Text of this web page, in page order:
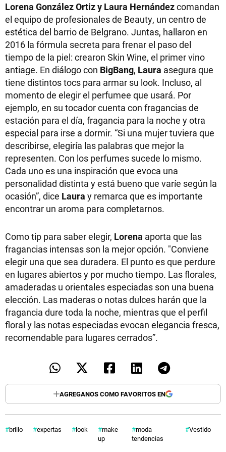
Lorena González Ortiz y Laura Hernándezcomandan
el equipo de profesionales de Beauty, un centro de
estética del barrio de Belgrano. Juntas, hallaron en
2016 la fórmula secreta para frenar el paso del
tiempo de la piel: crearon Skin Wine, el primer vino
antiage. En diálogo con BigBang, Laura asegura que
tiene distintos tocs para armar su look. Incluso, al
momento de elegir el perfumee que usará. Por
ejemplo, en su tocador cuenta con fragancias de
estación para el día, fragancia para la noche y otra
especial para irse a dormir. “Si una mujer tuviera que
describirse, elegiría las palabras que mejor la
representen. Con los perfumes sucede lo mismo.
Cada uno es una inspiración que evoca una
personalidad distinta y está bueno que varíe según la
ocasión”, dice Laura y remarca que es importante
encontrar un aroma para completarnos.
Como tip para saber elegir, Lorena aporta que las
fragancias intensas son la mejor opción. "Conviene
elegir una que sea duradera. El punto es que perdure
en lugares abiertos y por mucho tiempo. Las florales,
amaderadas u orientales especiadas son una buena
elección. Las maderas o notas dulces harán que la
fragancia dure toda la noche, mientras que el perfil
floral y las notas especiadas evocan elegancia fresca,
recomendable para lugares cerrados”.
AGREGANOS COMO FAVORITOS EN
brillo expertas look
make
up
moda
tendencias
Vestido